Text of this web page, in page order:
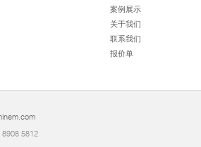
案例展示
关于我们
联系我们
报价单
8908 5812